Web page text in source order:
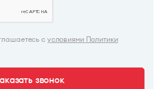
с условиями Политики
звонок